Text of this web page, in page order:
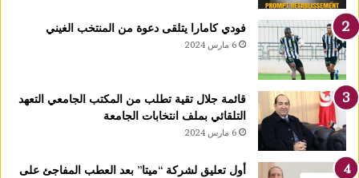
فودي كامارا يتلقى دعوة من المنتخب الغيني
6 مارس 2024
قائمة جلال تقية تطلب من المكتب الجامعي التعهد
التلقائي بملف انتخابات الجامعة
6 مارس 2024
أول تعليق لشركة “ميتا” بعد العطب المفاجئ على